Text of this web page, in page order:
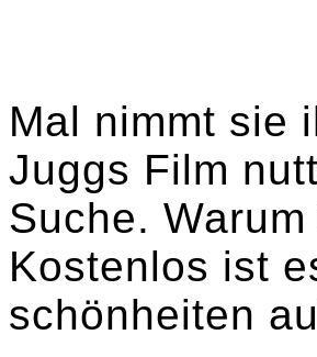
Mal nimmt sie
Juggs Film
Suche.
Kostenlos ist
schönheiten